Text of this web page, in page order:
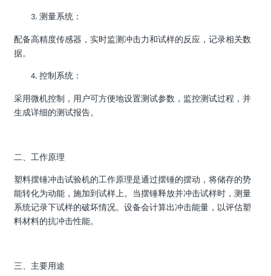
3.测量系统：
配备高精度传感器，实时监测冲击力和试样的反应，记录相关数
据。
4.控制系统：
采用微机控制，用户可方便地设置测试参数，监控测试过程，并
生成详细的测试报告。
二、工作原理
塑料摆锤冲击试验机的工作原理是通过摆锤的摆动，将储存的势
能转化为动能，施加到试样上。当摆锤释放并冲击试样时，测量
系统记录下试样的破坏情况。设备会计算出冲击能量，以评估塑
料材料的抗冲击性能。
三、主要用途